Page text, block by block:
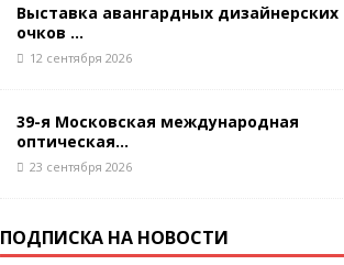
Выставка авангардных дизайнерских
очков ...
12 сентября 2026
39-я Московская международная
оптическая...
23 сентября 2026
ПОДПИСКА НА НОВОСТИ